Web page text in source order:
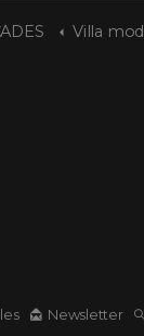
Villa
Newsletter